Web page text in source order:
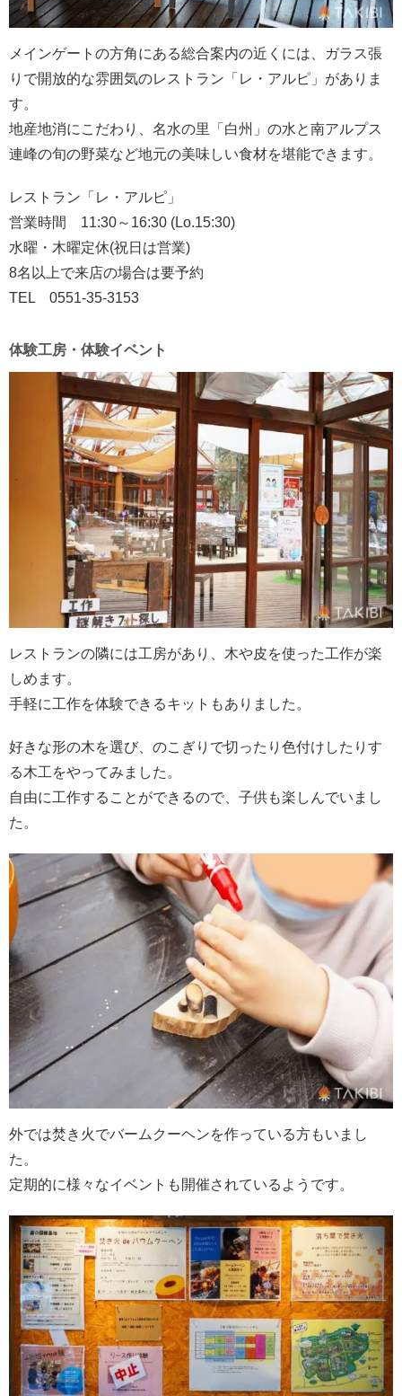
メインゲートの方角にある総合案内の近くには、ガラス張
りで開放的な雰囲気のレストラン「レ・アルピ」がありま
す。
地産地消にこだわり、名水の里「白州」の水と南アルプス
連峰の旬の野菜など地元の美味しい食材を堪能できます。
レストラン「レ・アルピ」
営業時間 11:30～16:30 (Lo.15:30)
水曜・木曜定休(祝日は営業)
8名以上で来店の場合は要予約
TEL 0551-35-3153
体験工房・体験イベント
レストランの隣には工房があり、木や皮を使った工作が楽
しめます。
手軽に工作を体験できるキットもありました。
好きな形の木を選び、のこぎりで切ったり色付けしたりす
る木工をやってみました。
自由に工作することができるので、子供も楽しんでいまし
た。
外では焚き火でバームクーヘンを作っている方もいまし
た。
定期的に様々なイベントも開催されているようです。